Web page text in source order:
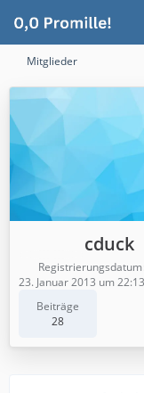
Mitglieder
cduck
Beiträge
28
Registrierungsdatum
23. Januar 2013 um 22:13